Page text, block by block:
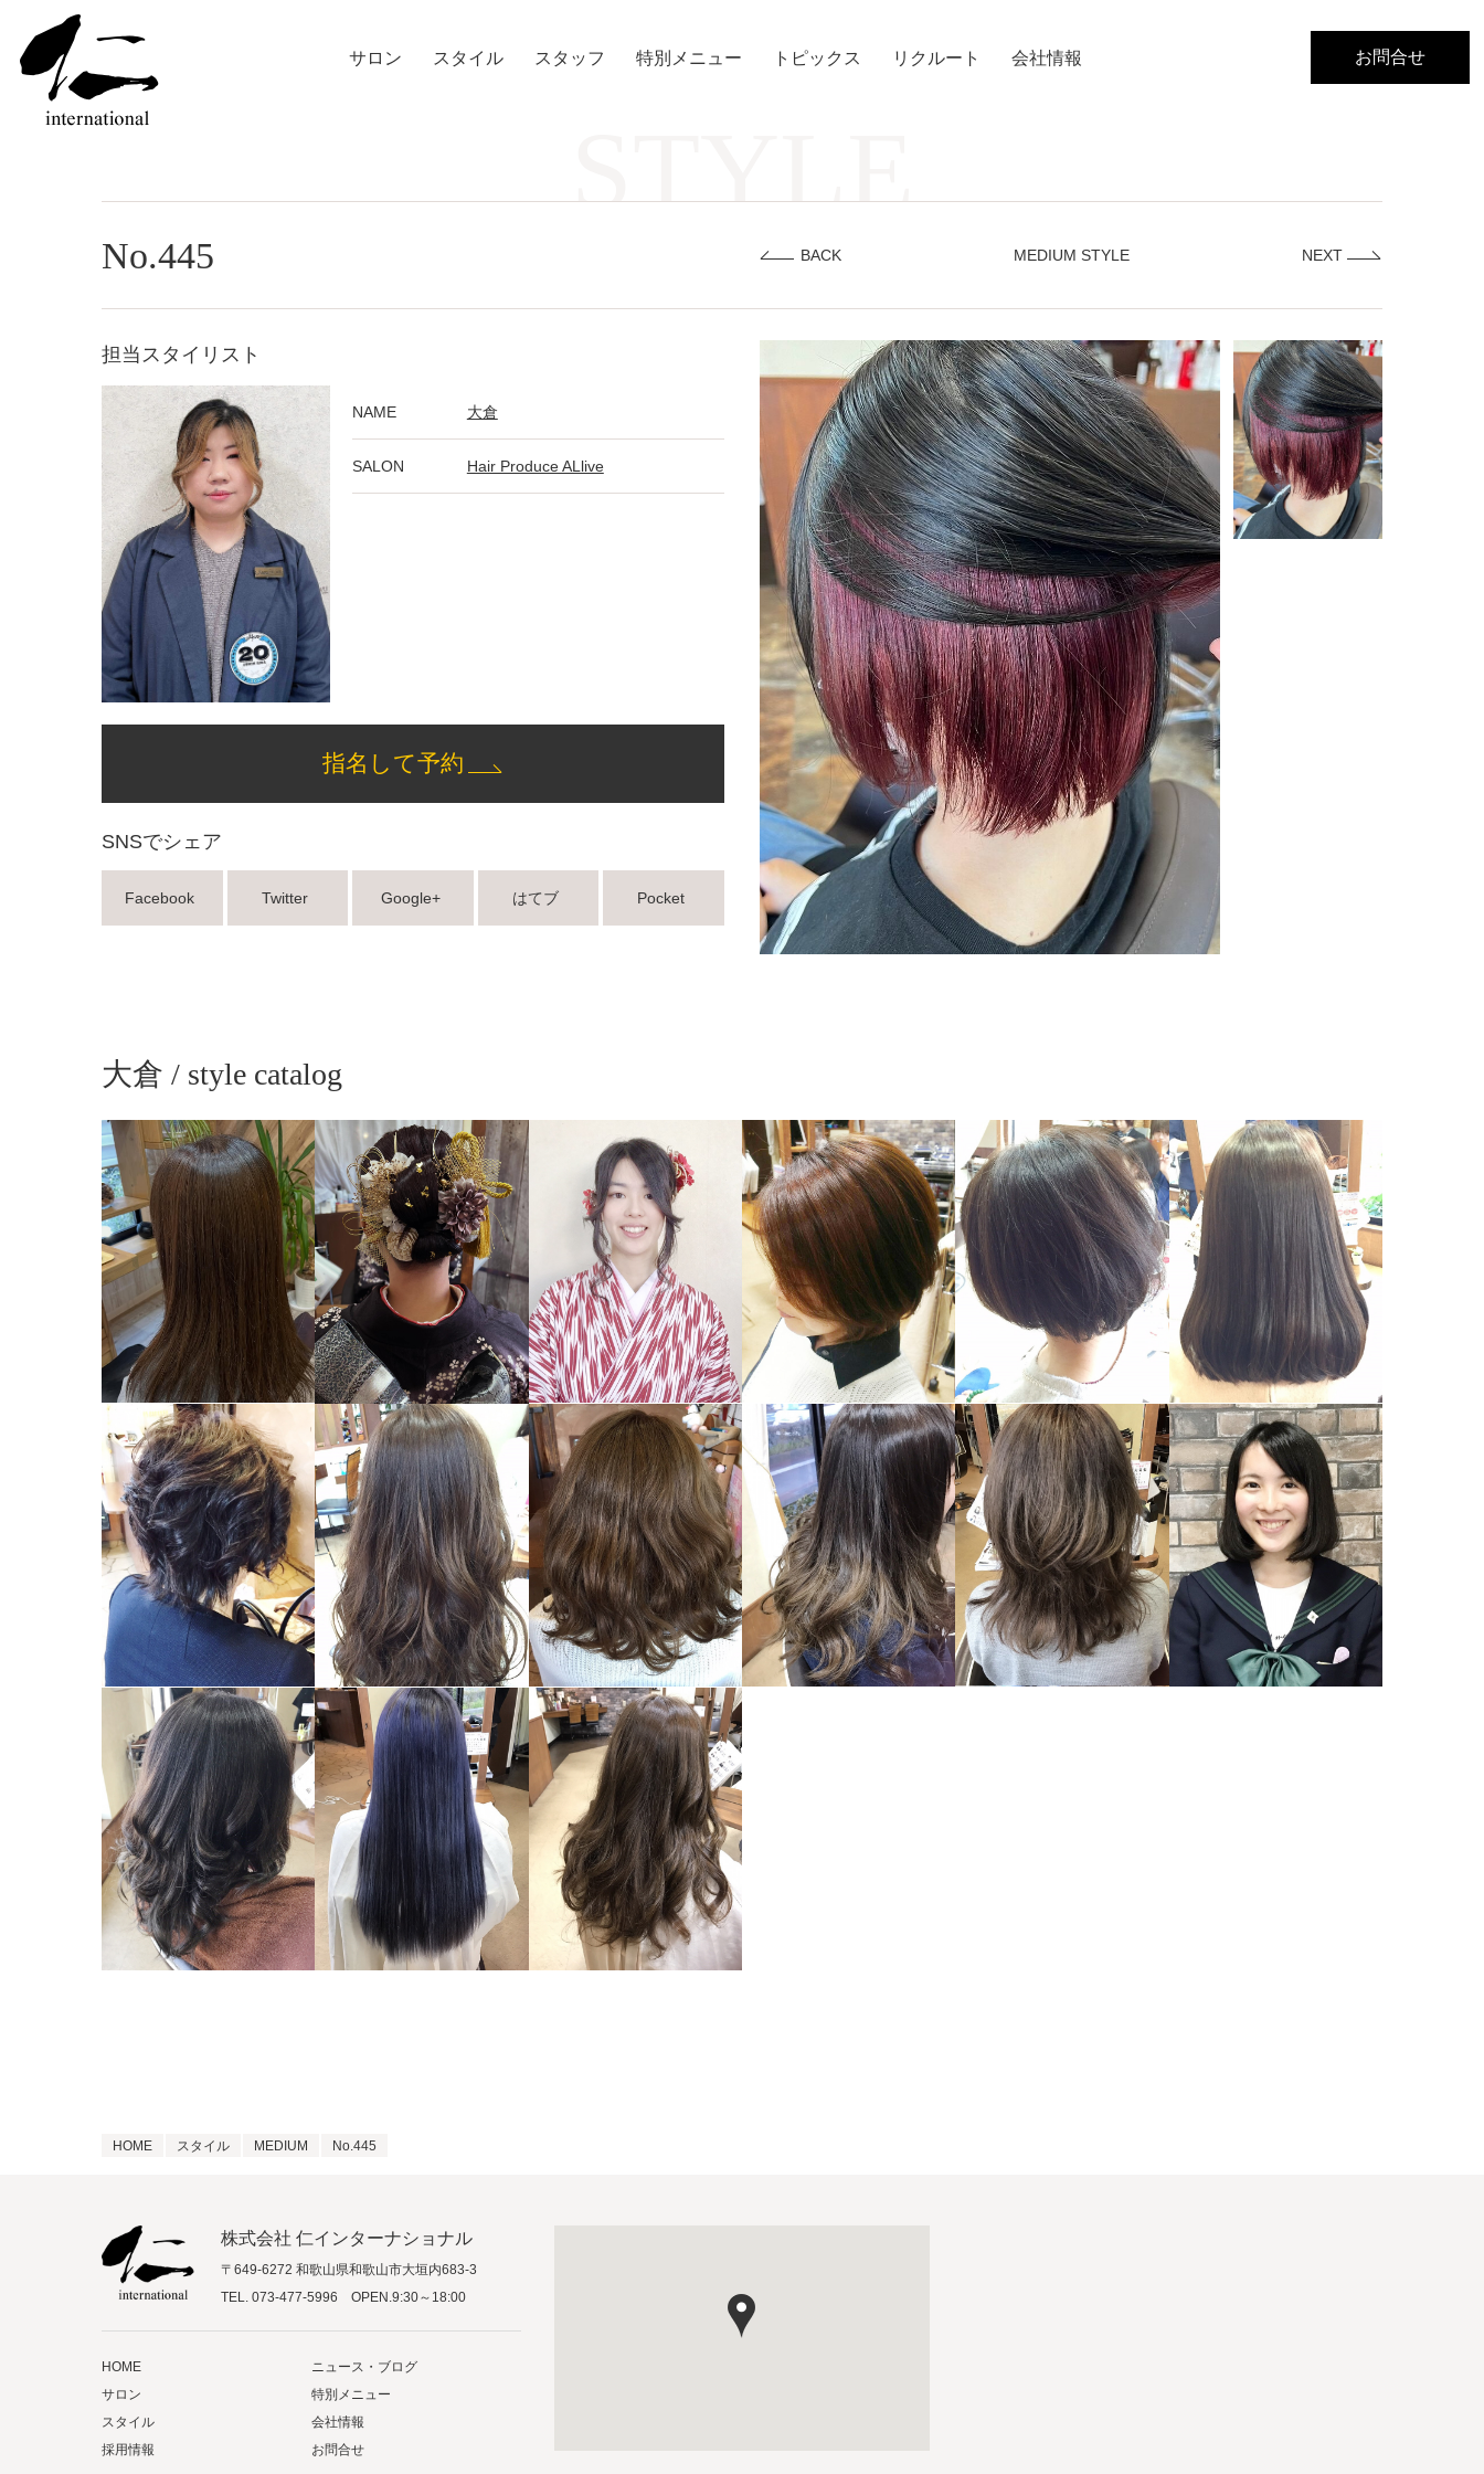
サロン スタイル スタッフ 特別メニュー トピックス リクルート 会社情報 お問合せ
STYLE
No.445 BACK MEDIUM STYLE NEXT
担当スタイリスト
NAME 大倉
SALON Hair Produce ALlive
指名して予約
SNSでシェア
Facebook Twitter Google+ はてブ Pocket
大倉 / style catalog
HOME スタイル MEDIUM No.445
株式会社 仁インターナショナル
〒649-6272 和歌山県和歌山市大垣内683-3
TEL.073-477-5996 OPEN.9:30～18:00
HOME
ニュース・ブログ
サロン
特別メニュー
スタイル
会社情報
採用情報
お問合せ